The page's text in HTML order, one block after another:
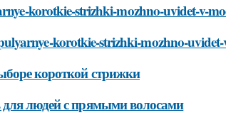
korotkie-strizhki-mozhno-uvidet-v-
korotkie-strizhki-mozhno-
короткой стрижки
людей с прямыми волосами